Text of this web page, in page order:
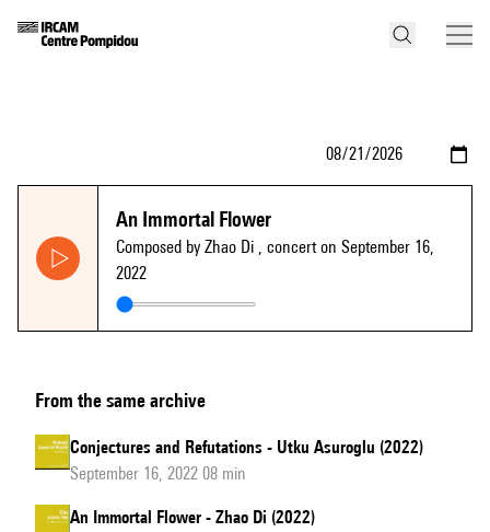
An Immortal Flower
Composed by Zhao Di , concert on September 16,
2022
From the same archive
Conjectures and Refutations - Utku Asuroglu (2022)
September 16, 2022 08 min
An Immortal Flower - Zhao Di (2022)